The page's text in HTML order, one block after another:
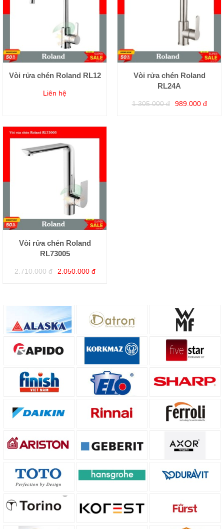
Vòi rửa chén Roland RL12
Liên hệ
Vòi rửa chén Roland
RL24A
1.305.000 đ 989.000 đ
Vòi rửa chén Roland
RL73005
2.710.000 đ 2.050.000 đ